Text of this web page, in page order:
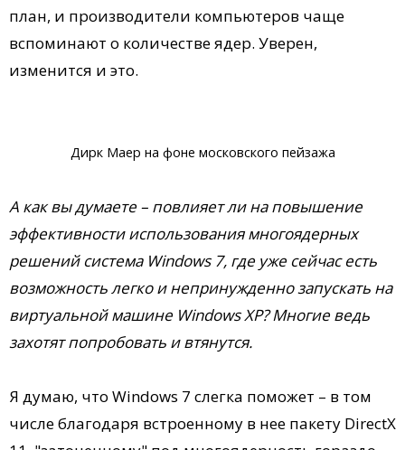
план, и производители компьютеров чаще
вспоминают о количестве ядер. Уверен,
изменится и это.
Дирк Маер на фоне московского пейзажа
А как вы думаете – повлияет ли на повышение
эффективности использования многоядерных
решений система Windows 7, где уже сейчас есть
возможность легко и непринужденно запускать на
виртуальной машине Windows XP? Многие ведь
захотят попробовать и втянутся.
Я думаю, что Windows 7 слегка поможет – в том
числе благодаря встроенному в нее пакету DirectX